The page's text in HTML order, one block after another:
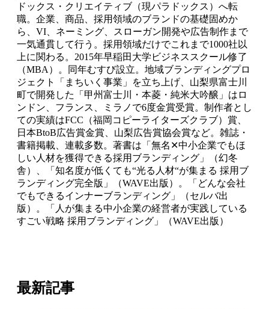
ドックス・クリエイティブ（現パラドックス）へ転
職。企業、商品、採用領域のブランドの基礎固めか
ら、VI、ネーミング、スローガン開発や広告制作まで
一気通貫して行う。採用領域だけでこれまで1000社以
上に関わる。2015年早稲田大学ビジネススクール修了
（MBA）。同年むすび設立。地域ブランディングプロ
ジェクト「まちいく事業」を立ち上げ、山梨県富士川
町で開発した「甲州富士川・本菱・純米大吟醸」はロ
ンドン、フランス、ミラノで6度金賞受賞。制作者とし
ての実績はFCC（福岡コピーライターズクラブ）賞、
日本BtoB広告賞金賞、山梨広告賞協会賞など。雑誌・
書籍掲載、連載多数。著書は「無名✕中小企業でもほ
しい人材を獲得できる採用ブランディング」（幻冬
舎）、「知名度が低くても“光る人材“が集まる 採用ブ
ランディング完全版」（WAVE出版）。「どんな会社
でもできるインナーブランディング」（セルバ出
版）。「人が集まる中小企業の経営者が実践している
すごい戦略 採用ブランディング」（WAVE出版）
最新記事